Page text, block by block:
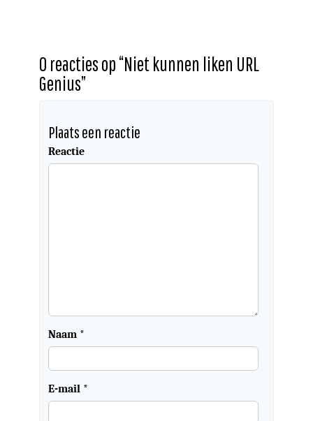
0 reacties op “Niet kunnen liken URL
Genius”
Plaats een reactie
Reactie
Naam *
E-mail *